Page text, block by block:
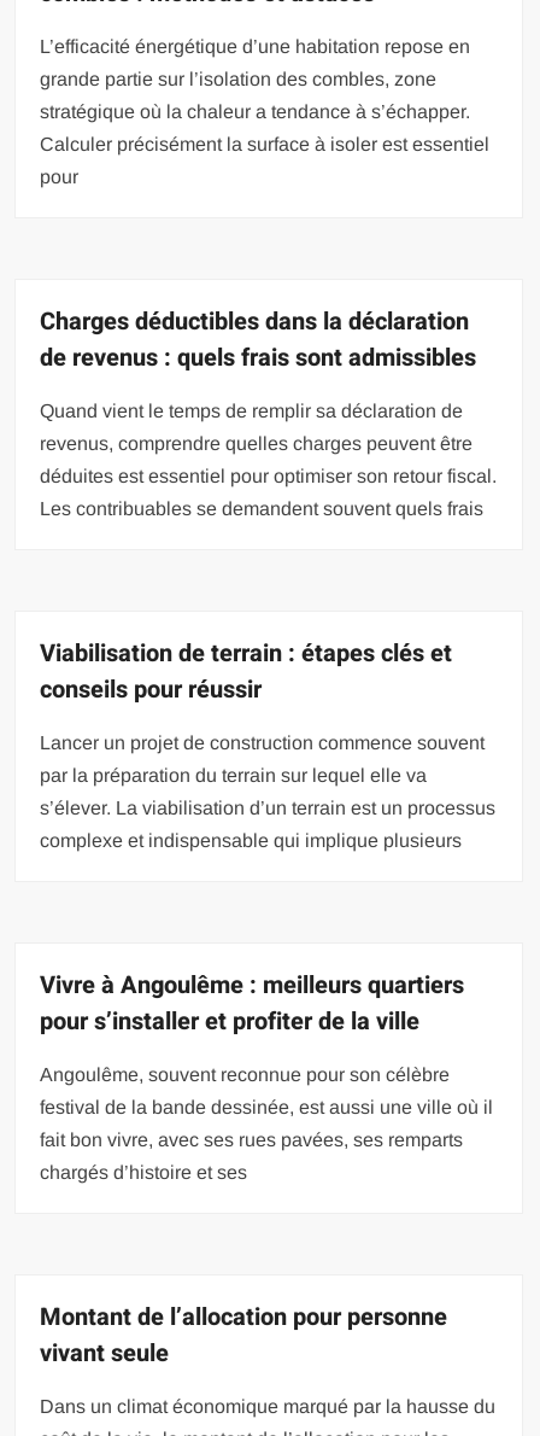
L’efficacité énergétique d’une habitation repose en
grande partie sur l’isolation des combles, zone
stratégique où la chaleur a tendance à s’échapper.
Calculer précisément la surface à isoler est essentiel
pour
Charges déductibles dans la déclaration
de revenus : quels frais sont admissibles
Quand vient le temps de remplir sa déclaration de
revenus, comprendre quelles charges peuvent être
déduites est essentiel pour optimiser son retour fiscal.
Les contribuables se demandent souvent quels frais
Viabilisation de terrain : étapes clés et
conseils pour réussir
Lancer un projet de construction commence souvent
par la préparation du terrain sur lequel elle va
s’élever. La viabilisation d’un terrain est un processus
complexe et indispensable qui implique plusieurs
Vivre à Angoulême : meilleurs quartiers
pour s’installer et profiter de la ville
Angoulême, souvent reconnue pour son célèbre
festival de la bande dessinée, est aussi une ville où il
fait bon vivre, avec ses rues pavées, ses remparts
chargés d’histoire et ses
Montant de l’allocation pour personne
vivant seule
Dans un climat économique marqué par la hausse du